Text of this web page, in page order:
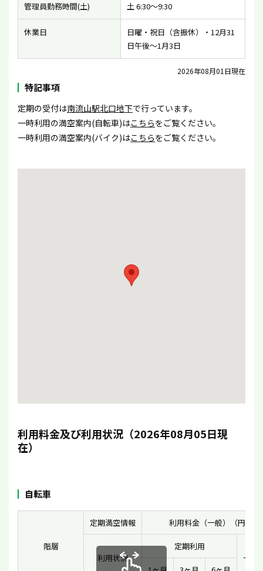
管理員勤務時間(土) 土 6:30〜9:30
休業日
日曜・祝日（含振休）・12月31
日午後〜1月3日
2026年08月01日現在
特記事項
定期の受付は南流山駅北口地下で行っています。
一時利用の満空案内(自転車)はこちらをご覧ください。
一時利用の満空案内(バイク)はこちらをご覧ください。
利用料金及び利用状況（2026年08月05日現
在）
自転車
階層
定期満空情報 利用料金（一般）（円）
利用状況
定期利用
一時